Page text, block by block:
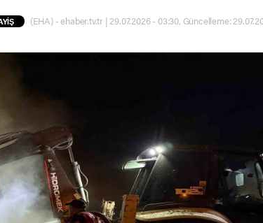
(EHA) - ehaber.tv.tr | 29.07.2026 - 03:30, Güncelleme: